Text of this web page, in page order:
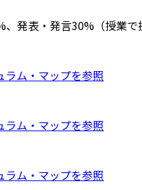
、発表・発言30%（授業
ラム・マップを参照
ラム・マップを参照
ラム・マップを参照